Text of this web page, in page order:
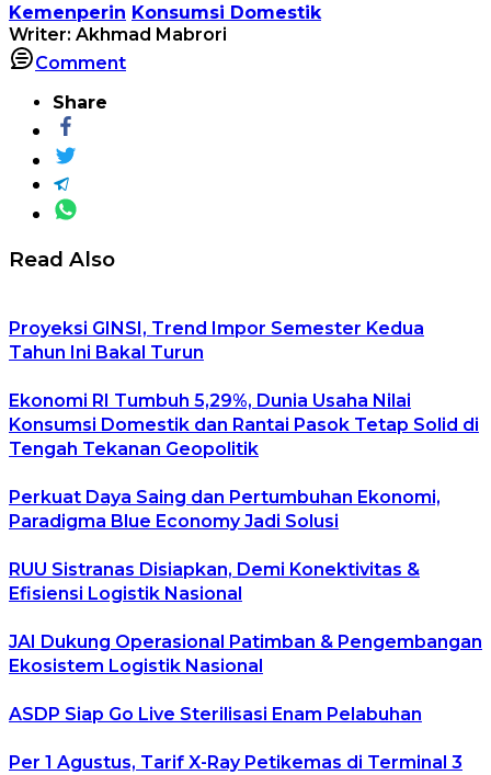
Kemenperin Konsumsi Domestik
Writer: Akhmad Mabrori
Comment
Share
Read Also
Proyeksi GINSI, Trend Impor Semester Kedua
Tahun Ini Bakal Turun
Ekonomi RI Tumbuh 5,29%, Dunia Usaha Nilai
Konsumsi Domestik dan Rantai Pasok Tetap Solid di
Tengah Tekanan Geopolitik
Perkuat Daya Saing dan Pertumbuhan Ekonomi,
Paradigma Blue Economy Jadi Solusi
RUU Sistranas Disiapkan, Demi Konektivitas &
Efisiensi Logistik Nasional
JAI Dukung Operasional Patimban & Pengembangan
Ekosistem Logistik Nasional
ASDP Siap Go Live Sterilisasi Enam Pelabuhan
Per 1 Agustus, Tarif X-Ray Petikemas di Terminal 3